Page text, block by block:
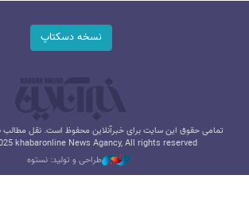
نسخه دسکتاپ
تمامی حقوق این سایت برای خبرآنلاین محفوظ است. نقل مطالب
khabaronline News Agancy, All rights reserved
طراحی و تولید: نستوه